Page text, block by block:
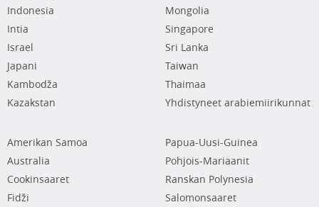
Indonesia
Intia
Israel
Japani
Kambodža
Kazakstan
Mongolia
Singapore
Sri Lanka
Taiwan
Thaimaa
Yhdistyneet arabiemiirikunnat
Amerikan Samoa
Australia
Cookinsaaret
Fidži
Papua-Uusi-Guinea
Pohjois-Mariaanit
Ranskan Polynesia
Salomonsaaret